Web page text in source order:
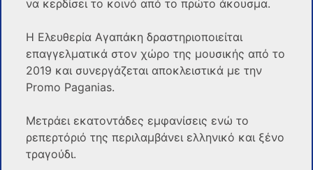
να κερδίσει το κοινό από το πρώτο άκουσμα.
Η Ελευθερία Αγαπάκη δραστηριοποιείται
επαγγελματικά στον χώρο της μουσικής από το
2019 και συνεργάζεται αποκλειστικά με την
Promo Paganias.
Μετράει εκατοντάδες εμφανίσεις ενώ το
ρεπερτόριό της περιλαμβάνει ελληνικό και ξένο
τραγούδι.